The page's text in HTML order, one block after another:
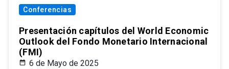
Conferencias
Presentación capítulos del World Economic
Outlook del Fondo Monetario Internacional
(FMI)
6 de Mayo de 2025